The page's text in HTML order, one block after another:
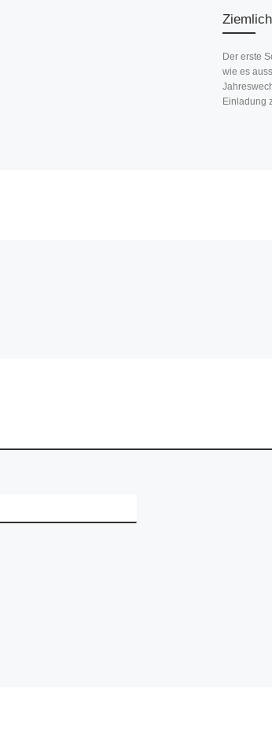
Der erste
wie es
Einladung